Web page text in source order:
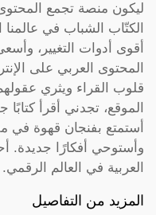
ليكون منصة تجمع
الكتّاب الشباب في
أقوى أدوات التغيير،
المحتوى العربي على
قلوب القراء ويثري
الموقع، تجدني أقرأ
أستمتع بفنجان قهوة في
وأستوحي أفكارًا جديدة.
العربية في العالم الرقمي.
المزيد من التفاصيل